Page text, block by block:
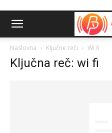
Naslovna Ključne reči Wi fi
Ključna reč: wi fi